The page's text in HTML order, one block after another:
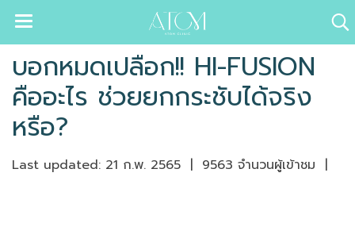
บอกหมดเปลือก!! HI-FUSION
คืออะไร ช่วยยกกระชับได้จริง
หรือ?
Last updated: 21 ก.พ. 2565 | 9563 จำนวนผู้เข้าชม |